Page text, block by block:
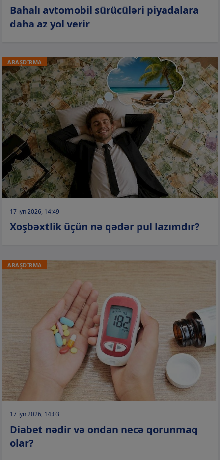
Bahalı avtomobil sürücüləri piyadalara
daha az yol verir
ARAŞDIRMA
17 iyn 2026, 14:49
Xoşbəxtlik üçün nə qədər pul lazımdır?
ARAŞDIRMA
17 iyn 2026, 14:03
Diabet nədir və ondan necə qorunmaq
olar?